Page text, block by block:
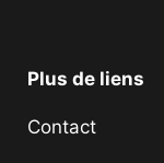
Plus de liens
Contact